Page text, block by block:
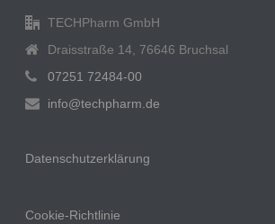
TECHPharm GmbH
Draisstraße 14, 76646 Bruchsal
07251 72484-00
info@techpharm.de
Datenschutzerklärung
Cookie-Richtlinie